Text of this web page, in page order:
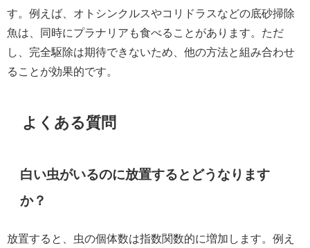
す。例えば、オトシンクルスやコリドラスなどの底砂掃除
魚は、同時にプラナリアも食べることがあります。ただ
し、完全駆除は期待できないため、他の方法と組み合わせ
ることが効果的です。
よくある質問
白い虫がいるのに放置するとどうなります
か？
放置すると、虫の個体数は指数関数的に増加します。例え